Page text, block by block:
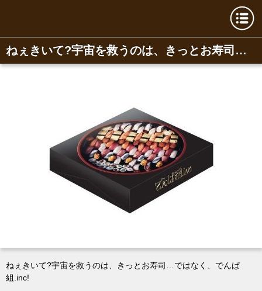
ねぇきいて?宇宙を救うのは、きっとお寿司…ではなく、でんぱ組.inc![超豪華初回限定盤]
ねぇきいて?宇宙を救うのは、きっとお寿司…ではなく、でんぱ
組.inc!